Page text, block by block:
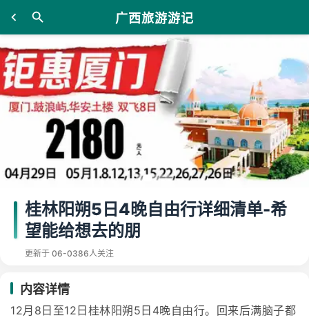
广西旅游游记
桂林阳朔5日4晚自由行详细清单-希
望能给想去的朋
更新于 06-0386人关注
内容详情
12月8日至12日桂林阳朔5日4晚自由行。回来后满脑子都